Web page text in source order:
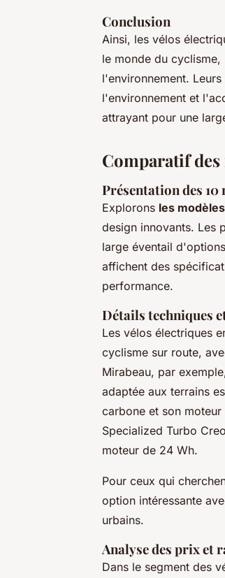
Conclusion
Ainsi, les vélos
le monde du
l'environnement.
l'environnement et
attrayant pour une
Comparatif des
Présentation des
Explorons les
design innovants. Les
large éventail
affichent des
performance.
Détails techniques
Les vélos électriques
cyclisme sur route,
Mirabeau, par
adaptée aux terrains
carbone et son
Specialized Turbo
moteur de 24 Wh.
Pour ceux qui
option intéressante
urbains.
Analyse des prix
Dans le segment des